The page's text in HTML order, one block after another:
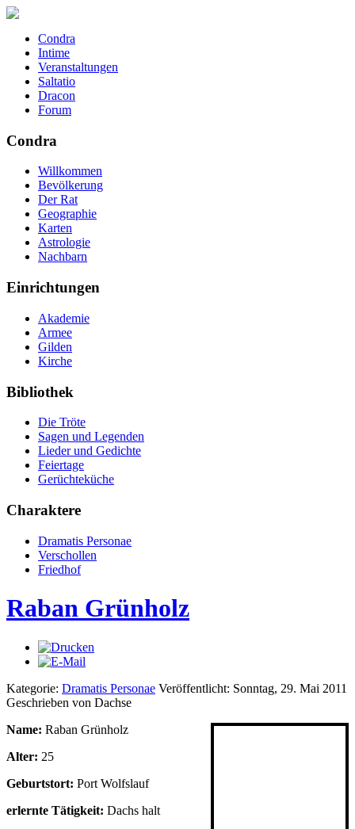
Condra
Intime
Veranstaltungen
Saltatio
Dracon
Forum
Condra
Willkommen
Bevölkerung
Der Rat
Geographie
Karten
Astrologie
Nachbarn
Einrichtungen
Akademie
Armee
Gilden
Kirche
Bibliothek
Die Tröte
Sagen und Legenden
Lieder und Gedichte
Feiertage
Gerüchteküche
Charaktere
Dramatis Personae
Verschollen
Friedhof
Raban Grünholz
Kategorie: Dramatis Personae Veröffentlicht: Sonntag, 29. Mai 2011
Geschrieben von Dachse
Name: Raban Grünholz
Alter: 25
Geburtstort: Port Wolfslauf
erlernte Tätigkeit: Dachs halt